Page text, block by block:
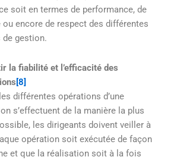
soit en termes de performance, de
ou encore de respect des différentes
gestion.
la fiabilité et l’efficacité des
[8]
différentes opérations d’une
s’effectuent de la manière la plus
les dirigeants doivent veiller à
opération soit exécutée de façon
et que la réalisation soit à la fois